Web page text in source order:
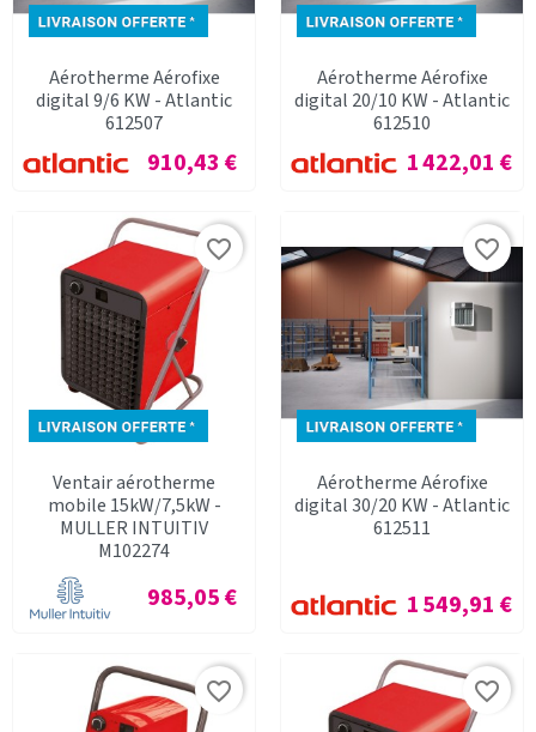
Aérotherme Aérofixe
digital 9/6 KW - Atlantic
612507
Prix
910,43 €
Aérotherme Aérofixe
digital 20/10 KW - Atlantic
612510
Prix
1 422,01 €
Ventair aérotherme
mobile 15kW/7,5kW -
MULLER INTUITIV
M102274
Prix
985,05 €
favorite_border
Aérotherme Aérofixe
digital 30/20 KW - Atlantic
612511
Prix
1 549,91 €
favorite_border
favorite_border favorite_border